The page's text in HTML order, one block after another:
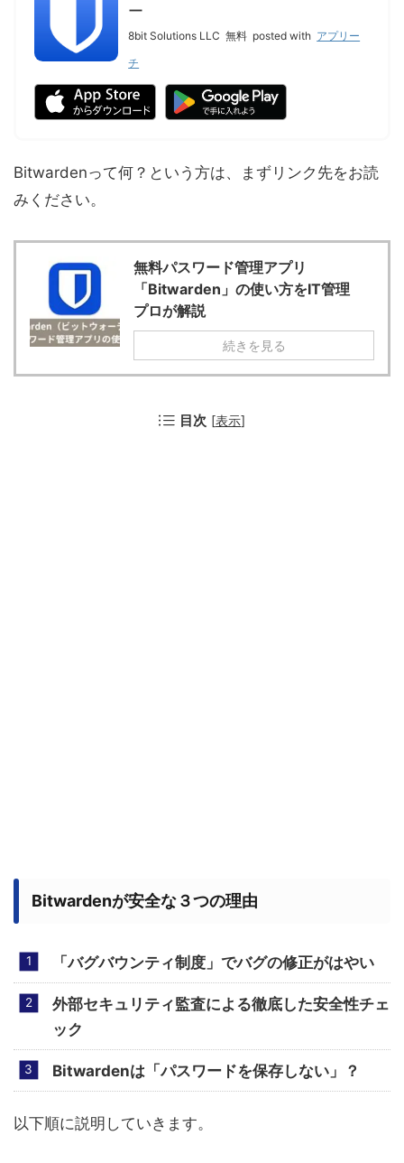
ー
8bit Solutions LLC 無料 posted with アプリー
チ
Bitwardenって何？という方は、まずリンク先をお読
みください。
無料パスワード管理アプリ
「Bitwarden」の使い方をIT管理
プロが解説
続きを見る
目次 [表示]
Bitwardenが安全な３つの理由
「バグバウンティ制度」でバグの修正がはやい
外部セキュリティ監査による徹底した安全性チェ
ック
Bitwardenは「パスワードを保存しない」？
以下順に説明していきます。